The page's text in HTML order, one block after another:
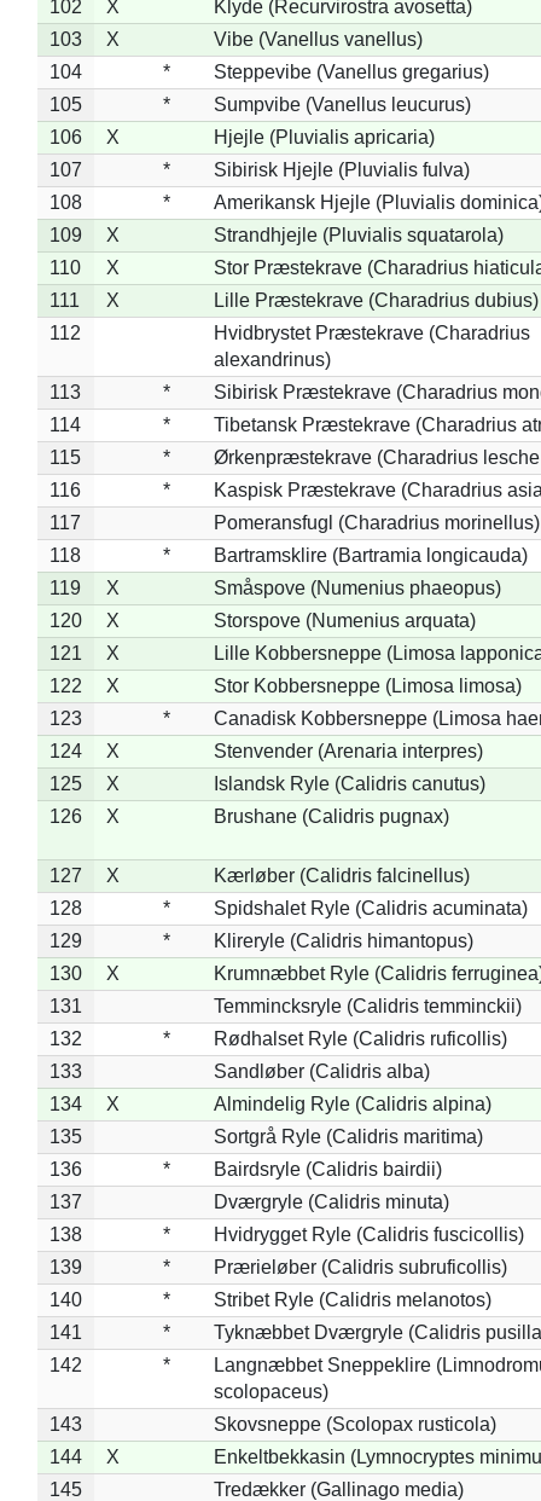
102 X
Klyde (Recurvirostra avosetta)
103
X
Vibe (Vanellus vanellus)
104
*
Steppevibe (Vanellus gregarius)
105
*
Sumpvibe (Vanellus leucurus)
106
X
Hjejle (Pluvialis apricaria)
107
*
Sibirisk Hjejle (Pluvialis fulva)
108
*
Amerikansk Hjejle (Pluvialis
109
X
Strandhjejle (Pluvialis squatarola)
110
X
Stor Præstekrave (Charadrius
111
X
Lille Præstekrave (Charadrius dubius)
112
Hvidbrystet Præstekrave (Charadrius
alexandrinus)
113
*
Sibirisk Præstekrave (Charadrius
114
*
Tibetansk Præstekrave (Charadrius
115
*
Ørkenpræstekrave (Charadrius
116
*
Kaspisk Præstekrave (Charadrius
117
Pomeransfugl (Charadrius morinellus)
118
*
Bartramsklire (Bartramia longicauda)
119
X
Småspove (Numenius phaeopus)
120
X
Storspove (Numenius arquata)
121
X
Lille Kobbersneppe (Limosa
122
X
Stor Kobbersneppe (Limosa limosa)
123
*
Canadisk Kobbersneppe (Limosa
124
X
Stenvender (Arenaria interpres)
125
X
Islandsk Ryle (Calidris canutus)
126
X Brushane (Calidris pugnax)
127 X
Kærløber (Calidris falcinellus)
128
*
Spidshalet Ryle (Calidris acuminata)
129
*
Klireryle (Calidris himantopus)
130
X
Krumnæbbet Ryle (Calidris
131
Temmincksryle (Calidris temminckii)
132
*
Rødhalset Ryle (Calidris ruficollis)
133
Sandløber (Calidris alba)
134
X
Almindelig Ryle (Calidris alpina)
135
Sortgrå Ryle (Calidris maritima)
136
*
Bairdsryle (Calidris bairdii)
137
Dværgryle (Calidris minuta)
138
*
Hvidrygget Ryle (Calidris fuscicollis)
139
*
Prærieløber (Calidris subruficollis)
140
*
Stribet Ryle (Calidris melanotos)
141
*
Tyknæbbet Dværgryle (Calidris
142
*
Langnæbbet Sneppeklire
scolopaceus)
143
Skovsneppe (Scolopax rusticola)
144
X
Enkeltbekkasin (Lymnocryptes
145
Tredækker (Gallinago media)